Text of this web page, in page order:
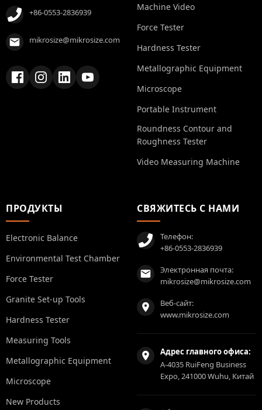
+86-0553-2836939
mikrosize@mikrosize.com
Machine Video
Force Tester
Hardness Tester
Metallographic Equipment
Microscope
Portable Instrument
Roundness Contour and
Roughness Tester
Video Measuring Machine
ПРОДУКТЫ
Electronic Balance
Environmental Test Chamber
Force Tester
Granite Set-up Tools
Hardness Tester
Measuring Tools
Metallographic Equipment
Microscope
New Products
СВЯЖИТЕСЬ С НАМИ
Телефон:
+86-0553-2836939
Электронная почта:
mikrosize@mikrosize.com
Веб-сайт:
www.mikrosize.com
Адрес главного офиса:
A-4035 RuiFeng Business
Expo, 241000 Wuhu, Китай